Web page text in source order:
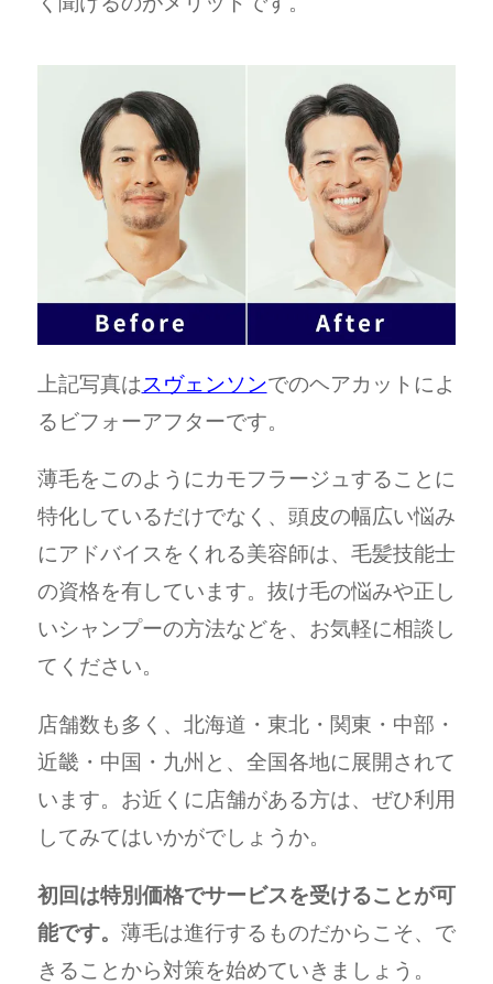
上記写真は スヴェンソンでのヘアカットによ
るビフォーアフターです。
薄毛をこのようにカモフラージュすることに
特化しているだけでなく、頭皮の幅広い悩み
にアドバイスをくれる美容師は、毛髪技能士
の資格を有しています。抜け毛の悩みや正し
いシャンプーの方法などを、お気軽に相談し
てください。
店舗数も多く、北海道・東北・関東・中部・
近畿・中国・九州と、全国各地に展開されて
います。お近くに店舗がある方は、ぜひ利用
してみてはいかがでしょうか。
初回は特別価格でサービスを受けることが可
能です。 薄毛は進行するものだからこそ、で
きることから対策を始めていきましょう。